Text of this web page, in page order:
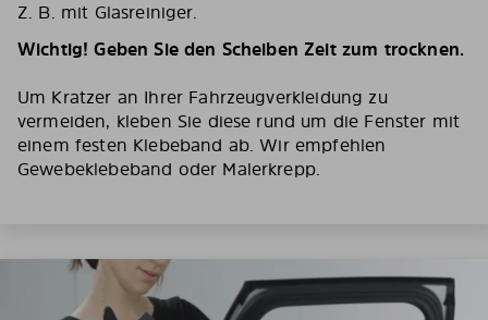
Z. B. mit Glasreiniger.
Wichtig! Geben Sie den Scheiben Zeit zum trocknen.
Um Kratzer an Ihrer Fahrzeugverkleidung zu
vermeiden, kleben Sie diese rund um die Fenster mit
einem festen Klebeband ab. Wir empfehlen
Gewebeklebeband oder Malerkrepp.